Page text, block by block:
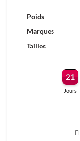
Poids
Marques
Tailles
21
Jours